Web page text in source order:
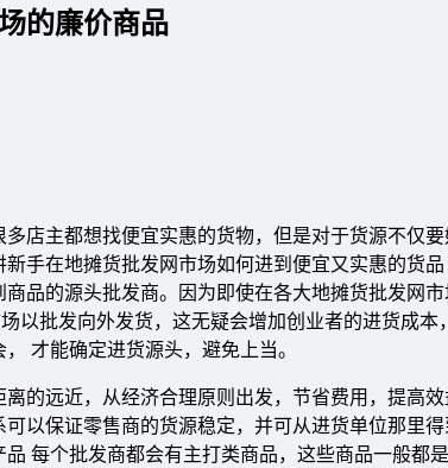
的廉价商品
店主都想找便宜实惠的货物，但是对于货源不仅
手在地摊货批发网市场如何进到便宜又实惠的货
品的源头批发商。因为即使在各大地摊货批发网
以批发向外发货，这无疑会增加创业者的进货成
才能确定进货源头，避免上当。
的远近，从经济合理原则出发，节省费用，提高
以保证零售商的货源稳定，并可从进货单位那里
每个批发商都会有主打类商品，这些商品一般都